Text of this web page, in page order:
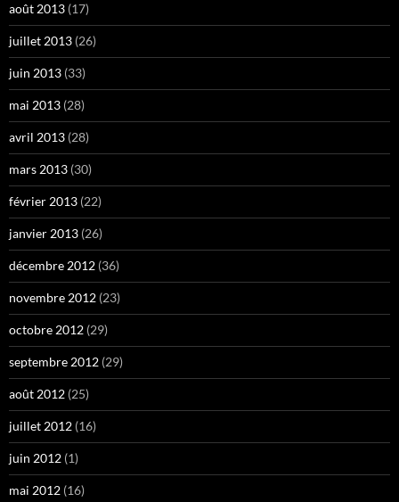
août 2013 (17)
juillet 2013 (26)
juin 2013 (33)
mai 2013 (28)
avril 2013 (28)
mars 2013 (30)
février 2013 (22)
janvier 2013 (26)
décembre 2012 (36)
novembre 2012 (23)
octobre 2012 (29)
septembre 2012 (29)
août 2012 (25)
juillet 2012 (16)
juin 2012 (1)
mai 2012 (16)